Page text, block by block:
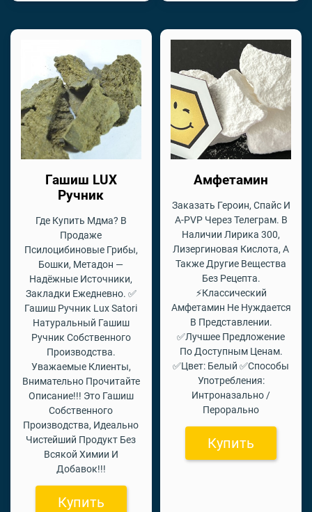
Гашиш LUX
Ручник
Где Купить Мдма? В
Продаже
Псилоцибиновые Грибы,
Бошки, Метадон —
Надёжные Источники,
Закладки Ежедневно. ✅
Гашиш Ручник Lux Satori
Натуральный Гашиш
Ручник Собственного
Производства.
Уважаемые Клиенты,
Внимательно Прочитайте
Описание!!! Это Гашиш
Собственного
Производства, Идеально
Чистейший Продукт Без
Всякой Химии И
Добавок!!!
Купить
Амфетамин
Заказать Героин, Спайс И
A-PVP Через Телеграм. В
Наличии Лирика 300,
Лизергиновая Кислота, А
Также Другие Вещества
Без Рецепта.
⚡Классический
Амфетамин Не Нуждается
В Представлении.
✅Лучшее Предложение
По Доступным Ценам.
✅Цвет: Белый ✅Способы
Употребления:
Интроназально /
Перорально
Купить